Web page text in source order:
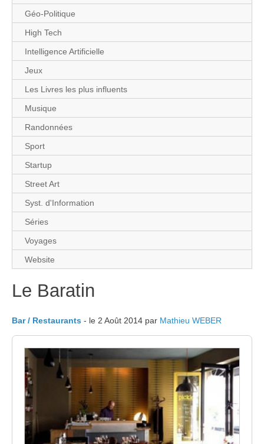
Géo-Politique
High Tech
Intelligence Artificielle
Jeux
Les Livres les plus influents
Musique
Randonnées
Sport
Startup
Street Art
Syst. d'Information
Séries
Voyages
Website
Le Baratin
Bar / Restaurants - le 2 Août 2014 par Mathieu WEBER